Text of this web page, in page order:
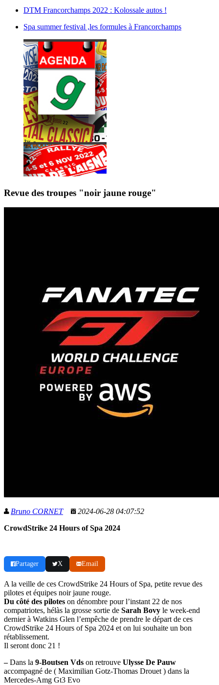
DTM Francorchamps 2022 : Kolossale autos !
Spa summer festival ,les formules à Francorchamps
Revue des troupes "noir jaune rouge"
Bruno CORNET
2024-06-28 04:07:52
CrowdStrike 24 Hours of Spa 2024
Partager X Email
A la veille de ces CrowdStrike 24 Hours of Spa, petite revue des
pilotes et équipes noir jaune rouge.
Du côté des pilotes on dénombre pour l’instant 22 de nos
compatriotes, hélàs la grosse sortie de Sarah Bovy le week-end
dernier à Watkins Glen l’empêche de prendre le départ de ces
CrowdStrike 24 Hours of Spa 2024 et on lui souhaite un bon
rétablissement.
Il seront donc 21 !
–Dans la 9-Boutsen Vds on retrouve Ulysse De Pauw
accompagné de ( Maximilian Gotz-Thomas Drouet ) dans la
Mercedes-Amg Gt3 Evo